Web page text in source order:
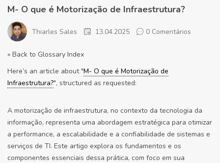
M- O que é Motorização de Infraestrutura?
Thiarles Sales 13.04.2025 0 Comentários
« Back to Glossary Index
Here’s an article about "M- O que é Motorização de
Infraestrutura?", structured as requested:
A motorização de infraestrutura, no contexto da tecnologia da
informação, representa uma abordagem estratégica para otimizar
a performance, a escalabilidade e a confiabilidade de sistemas e
serviços de TI. Este artigo explora os fundamentos e os
componentes essenciais dessa prática, com foco em sua